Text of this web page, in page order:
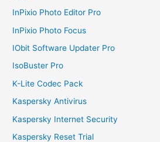
InPixio Photo Editor Pro
InPixio Photo Focus
IObit Software Updater Pro
IsoBuster Pro
K-Lite Codec Pack
Kaspersky Antivirus
Kaspersky Internet Security
Kaspersky Reset Trial